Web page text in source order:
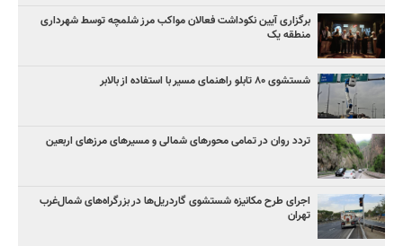
برگزاری آیین نکوداشت فعالان مواکب مرز شلمچه توسط شهرداری
منطقه یک
شستشوی ۸۰ تابلو راهنمای مسیر با استفاده از بالابر
تردد روان در تمامی محورهای شمالی و مسیرهای مرزهای اربعین
اجرای طرح مکانیزه شستشوی گاردریل‌ها در بزرگراه‌های شمال‌غرب
تهران